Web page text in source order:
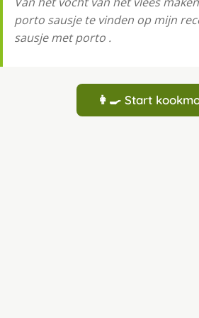
porto sausje te vinden op mijn
sausje met porto .
👩‍🍳 Start